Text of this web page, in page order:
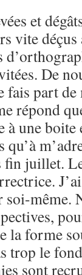
et
vite
De
fais part
répond
à une
fin juillet.
même.
la forme
trop le
sont